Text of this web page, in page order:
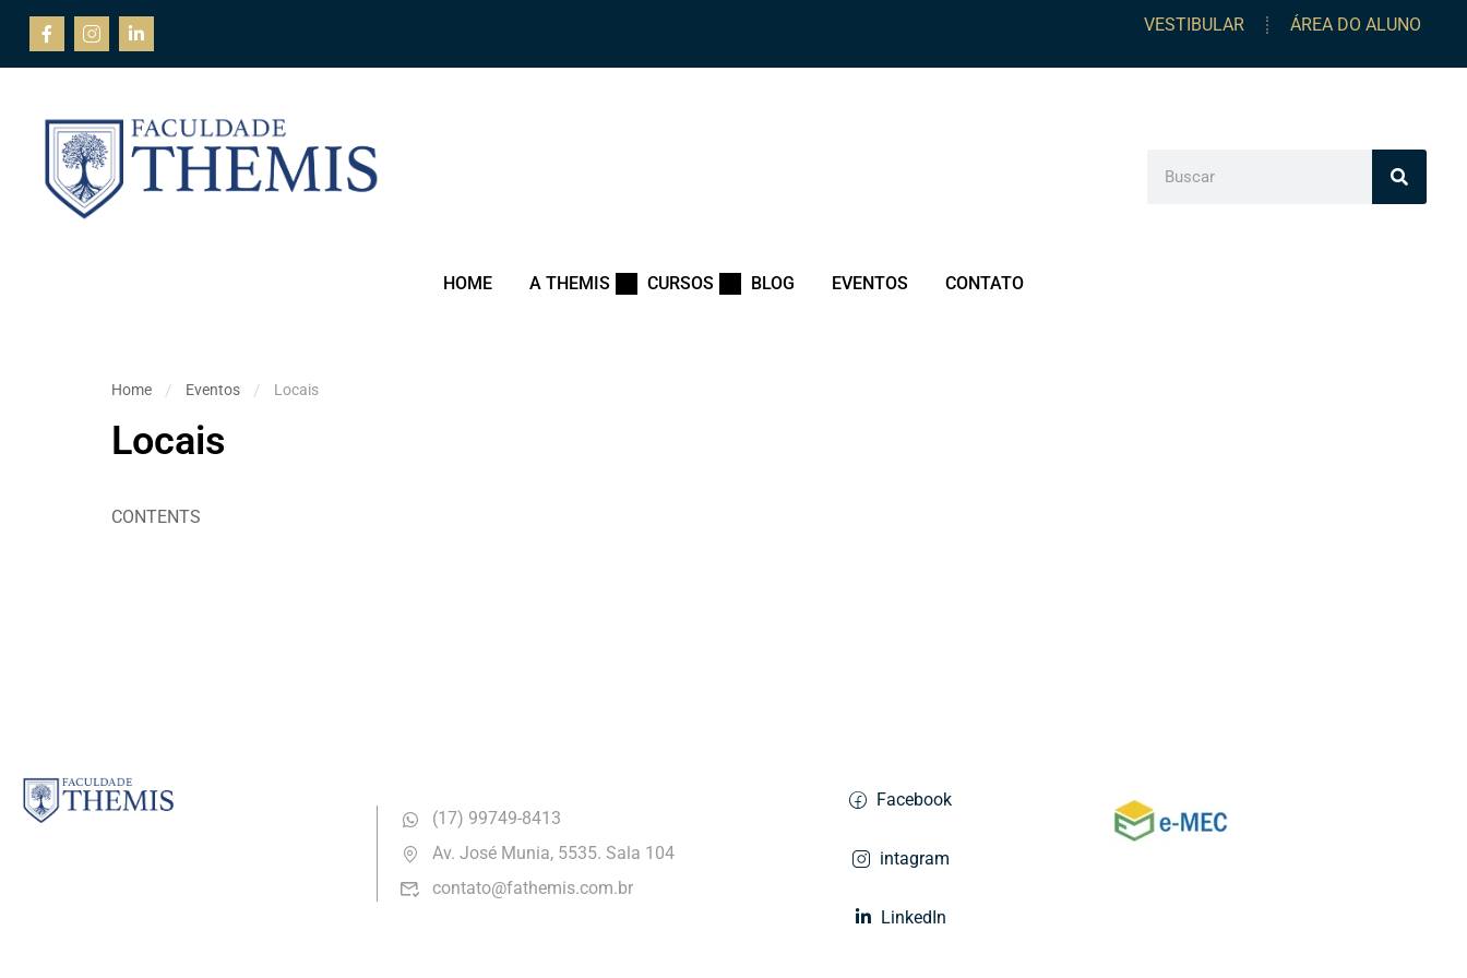
VESTIBULAR ÁREA DO ALUNO
HOME A THEMIS CURSOS BLOG EVENTOS CONTATO
Home Eventos Locais
Locais
CONTENTS
(17) ​99749-8413
Av. José Munia, 5535. Sala 104
contato@fathemis.com.br
Facebook
intagram
LinkedIn